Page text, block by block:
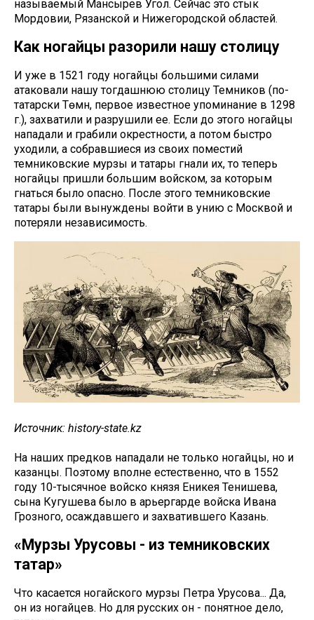
называемый Мансырев Угол. Сейчас это стык
Мордовии, Рязанской и Нижегородской областей.
Как ногайцы разорили нашу столицу
И уже в 1521 году ногайцы большими силами
атаковали нашу тогдашнюю столицу Темников (по-
татарски Төмән, первое известное упоминание в 1298
г.), захватили и разрушили ее. Если до этого ногайцы
нападали и грабили окрестности, а потом быстро
уходили, а собравшиеся из своих поместий
темниковские мурзы и татары гнали их, то теперь
ногайцы пришли большим войском, за которым
гнаться было опасно. После этого темниковские
татары были вынуждены войти в унию с Москвой и
потеряли независимость.
Источник: history-state.kz
На наших предков нападали не только ногайцы, но и
казанцы. Поэтому вполне естественно, что в 1552
году 10-тысячное войско князя Еникея Тенишева,
сына Кугушева было в арьергарде войска Ивана
Грозного, осаждавшего и захватившего Казань.
«Мурзы Урусовы - из темниковских
татар»
Что касается ногайского мурзы Петра Урусова... Да,
он из ногайцев. Но для русских он - понятное дело,